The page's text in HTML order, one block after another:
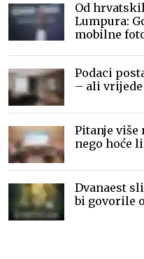
Od
Lumpura:
mobilne
Podaci
– ali
Pitanje više
nego hoće
Dvanaest
bi govorile